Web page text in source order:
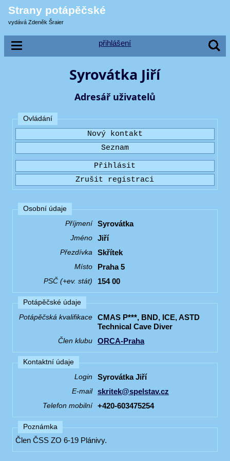
Strany potápěčské
vydává Zdeněk Šraier
přihlášení
Syrovátka Jiří
Adresář uživatelů
Ovládání
Osobní údaje
Příjmení
Syrovátka
Jméno Jiří
Přezdívka Skřítek
Místo Praha 5
PSČ (+ev. stát) 154 00
Potápěčské údaje
Potápěčská kvalifikace
CMAS P***, BND, ICE, ASTD
Technical Cave Diver
Člen klubu ORCA-Praha
Kontaktní údaje
Login
Syrovátka Jiří
E-mail skritek@spelstav.cz
Telefon mobilní +420-603475254
Poznámka
Člen ČSS ZO 6-19 Plánivy.